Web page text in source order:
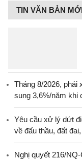
TIN VĂN BẢN
Tháng 8/2026, phải
sung 3,6%/năm khi
Yêu cầu xử lý dứt
về đấu thầu, đất
Nghị quyết 216/